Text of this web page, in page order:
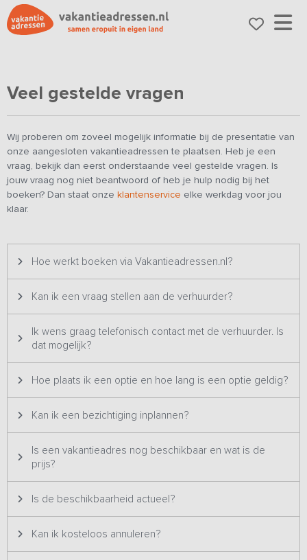
Veel gestelde vragen
Wij proberen om zoveel mogelijk informatie bij de presentatie van
onze aangesloten vakantieadressen te plaatsen. Heb je een
vraag, bekijk dan eerst onderstaande veel gestelde vragen. Is
jouw vraag nog niet beantwoord of heb je hulp nodig bij het
boeken? Dan staat onze klantenservice elke werkdag voor jou
klaar.
Hoe werkt boeken via Vakantieadressen.nl?
Kan ik een vraag stellen aan de verhuurder?
Ik wens graag telefonisch contact met de verhuurder. Is
dat mogelijk?
Hoe plaats ik een optie en hoe lang is een optie geldig?
Kan ik een bezichtiging inplannen?
Is een vakantieadres nog beschikbaar en wat is de
prijs?
Is de beschikbaarheid actueel?
Kan ik kosteloos annuleren?